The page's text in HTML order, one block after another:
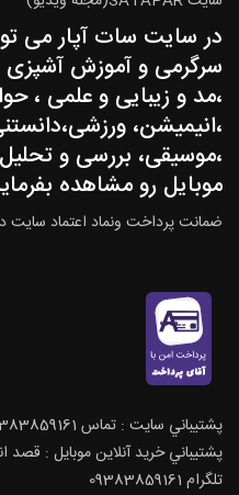
در سایت سات آپار می
سرگرمی و آموزش آشپزی
،مد و زیبایی و علمی ،
،انیمیشن،
،موسیقی، بررسی و
موبایل رو مشاهده
ضمانت پرداخت ونماد اعتماد سایت
پشتيباني سايت : تماس 09383859161
پشتيباني خريد آنلاين موبايل : قصد
تلگرام 09383859161